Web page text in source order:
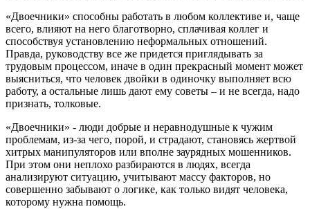
«Двоечники» способны работать в любом коллективе и, чаще
всего, влияют на него благотворно, сплачивая коллег и
способствуя установлению неформальных отношений.
Правда, руководству все же придется приглядывать за
трудовым процессом, иначе в один прекрасный момент может
выясниться, что человек двойки в одиночку выполняет всю
работу, а остальные лишь дают ему советы – и не всегда, надо
признать, толковые.
«Двоечники» - люди добрые и неравнодушные к чужим
проблемам, из-за чего, порой, и страдают, становясь жертвой
хитрых манипуляторов или вполне заурядных мошенников.
При этом они неплохо разбираются в людях, всегда
анализируют ситуацию, учитывают массу факторов, но
совершенно забывают о логике, как только видят человека,
которому нужна помощь.